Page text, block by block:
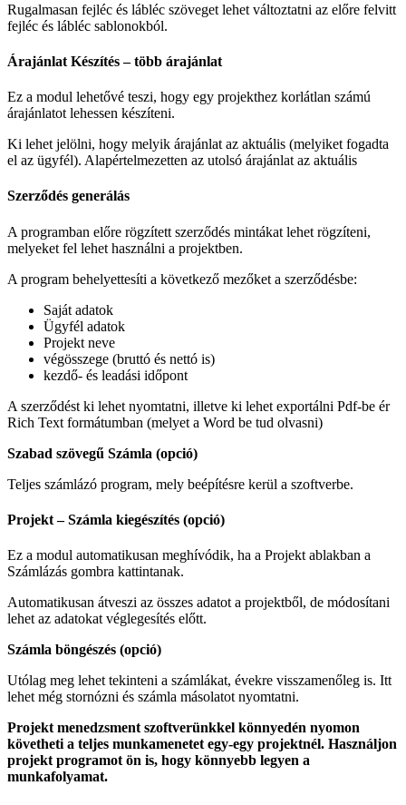
Rugalmasan fejléc és lábléc szöveget lehet változtatni az előre felvitt
fejléc és lábléc sablonokból.
Árajánlat Készítés – több árajánlat
Ez a modul lehetővé teszi, hogy egy projekthez korlátlan számú
árajánlatot lehessen készíteni.
Ki lehet jelölni, hogy melyik árajánlat az aktuális (melyiket fogadta
el az ügyfél). Alapértelmezetten az utolsó árajánlat az aktuális
Szerződés generálás
A programban előre rögzített szerződés mintákat lehet rögzíteni,
melyeket fel lehet használni a projektben.
A program behelyettesíti a következő mezőket a szerződésbe:
Saját adatok
Ügyfél adatok
Projekt neve
végösszege (bruttó és nettó is)
kezdő- és leadási időpont
A szerződést ki lehet nyomtatni, illetve ki lehet exportálni Pdf-be ér
Rich Text formátumban (melyet a Word be tud olvasni)
Szabad szövegű Számla (opció)
Teljes számlázó program, mely beépítésre kerül a szoftverbe.
Projekt – Számla kiegészítés (opció)
Ez a modul automatikusan meghívódik, ha a Projekt ablakban a
Számlázás gombra kattintanak.
Automatikusan átveszi az összes adatot a projektből, de módosítani
lehet az adatokat véglegesítés előtt.
Számla böngészés (opció)
Utólag meg lehet tekinteni a számlákat, évekre visszamenőleg is. Itt
lehet még stornózni és számla másolatot nyomtatni.
Projekt menedzsment szoftverünkkel könnyedén nyomon
követheti a teljes munkamenetet egy-egy projektnél. Használjon
projekt programot ön is, hogy könnyebb legyen a
munkafolyamat.